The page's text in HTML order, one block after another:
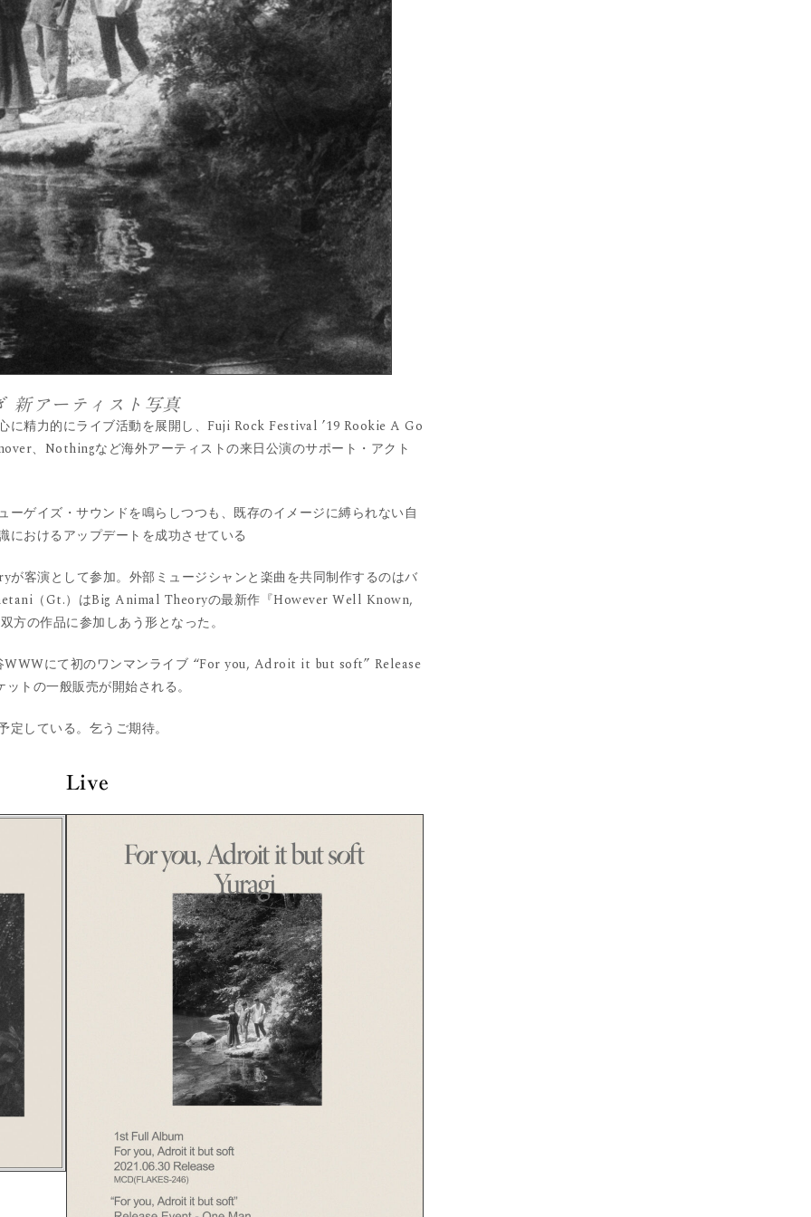
新アーティスト写真
に精力的にライブ活動を展開し、Fuji Rock Festival ’19 Rookie A Go
、Nothingなど海外アーティストの来日公演のサポート・アクト
ゲイズ・サウンドを鳴らしつつも、既存のイメージに縛られない自
におけるアップデートを成功させている
客演として参加。外部ミュージシャンと楽曲を共同制作するのはバ
（Gt.）はBig Animal Theoryの最新作『However Well Known,
の作品に参加しあう形となった。
WWWにて初のワンマンライブ “For you, Adroit it but soft” Release
トの一般販売が開始される。
している。乞うご期待。
Live